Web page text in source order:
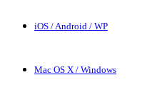
iOS / Android / WP
Mac OS X / Windows